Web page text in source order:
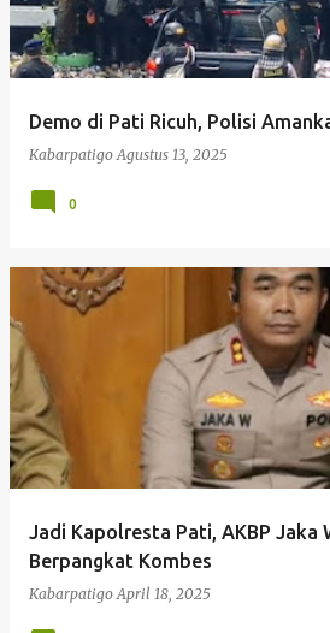
Demo di Pati Ricuh, Polisi
Kabarpatigo Agustus 13, 2025
0
Jadi Kapolresta Pati, AKBP Jaka
Berpangkat Kombes
Kabarpatigo April 18, 2025